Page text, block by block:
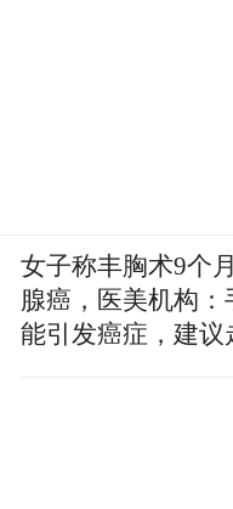
女子称丰胸术9个
腺癌，医美机构：
能引发癌症，建议